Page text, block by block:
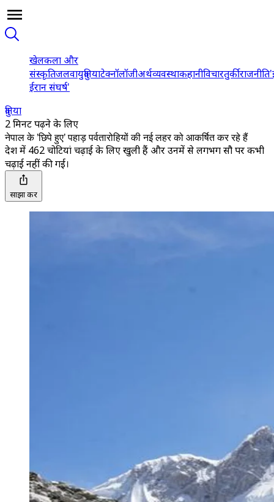
खेलकला और
संस्कृतिजलवायुदुनियाटेक्नॉलॉजीअर्थव्यवस्थाकहानीविचारतुर्कीराजनीति
ईरान संघर्ष'
दुनिया
2 मिनट पढ़ने के लिए
नेपाल के 'छिपे हुए' पहाड़ पर्वतारोहियों की नई लहर को आकर्षित कर रहे हैं
देश में 462 चोटियां चढ़ाई के लिए खुली हैं और उनमें से लगभग सौ पर कभी
चढ़ाई नहीं की गई।
साझा करें